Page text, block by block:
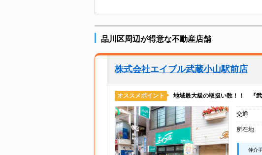
品川区周辺が得意な不動産店舗
株式会社エイブル武蔵小山駅前店
オススメポイント 地域最大級の取扱い数！！ 『
交通
所在地
仲介